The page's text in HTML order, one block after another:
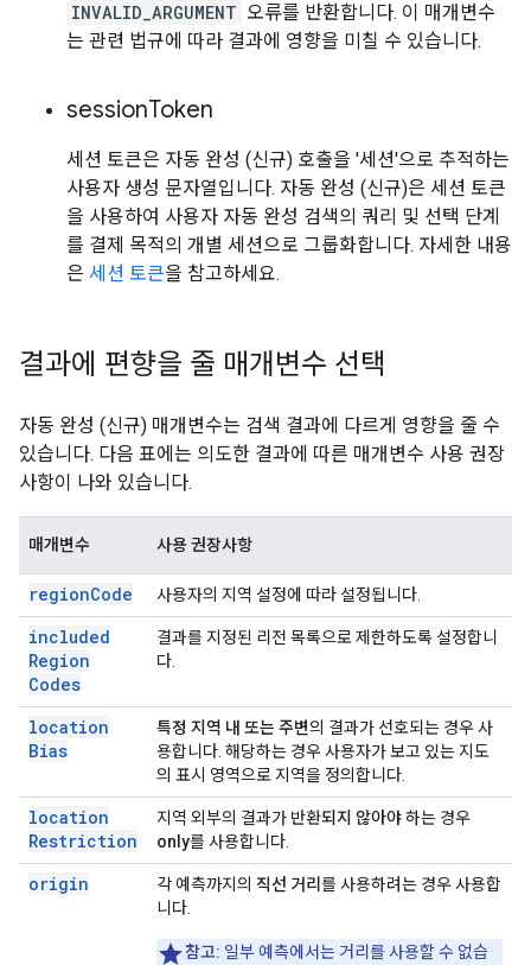
INVALID_ARGUMENT 오류를 반환합니다. 이 매개변수
는 관련 법규에 따라 결과에 영향을 미칠 수 있습니다.
sessionToken
세션 토큰은 자동 완성 (신규) 호출을 '세션'으로 추적하는
사용자 생성 문자열입니다. 자동 완성 (신규)은 세션 토큰
을 사용하여 사용자 자동 완성 검색의 쿼리 및 선택 단계
를 결제 목적의 개별 세션으로 그룹화합니다. 자세한 내용
은 세션 토큰을 참고하세요.
결과에 편향을 줄 매개변수 선택
자동 완성 (신규) 매개변수는 검색 결과에 다르게 영향을 줄 수
있습니다. 다음 표에는 의도한 결과에 따른 매개변수 사용 권장
사항이 나와 있습니다.
매개변수 사용 권장사항
regionCode 사용자의 지역 설정에 따라 설정됩니다.
included
Region
Codes
결과를 지정된 리전 목록으로 제한하도록 설정합니
다.
location
Bias
특정 지역 내 또는 주변의 결과가 선호되는 경우 사
용합니다. 해당하는 경우 사용자가 보고 있는 지도
의 표시 영역으로 지역을 정의합니다.
location
Restriction
지역 외부의 결과가 반환되지 않아야하는 경우
only를 사용합니다.
origin 각 예측까지의 직선 거리 를 사용하려는 경우 사용합
니다.
참고: 일부 예측에서는 거리를 사용할 수 없습